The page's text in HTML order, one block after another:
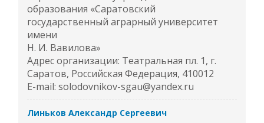
образования «Саратовский
государственный аграрный университет
имени
Н. И. Вавилова»
Адрес организации: Театральная пл. 1, г.
Саратов, Российская Федерация, 410012
E-mail: solodovnikov-sgau@yandex.ru
Линьков Александр Сергеевич